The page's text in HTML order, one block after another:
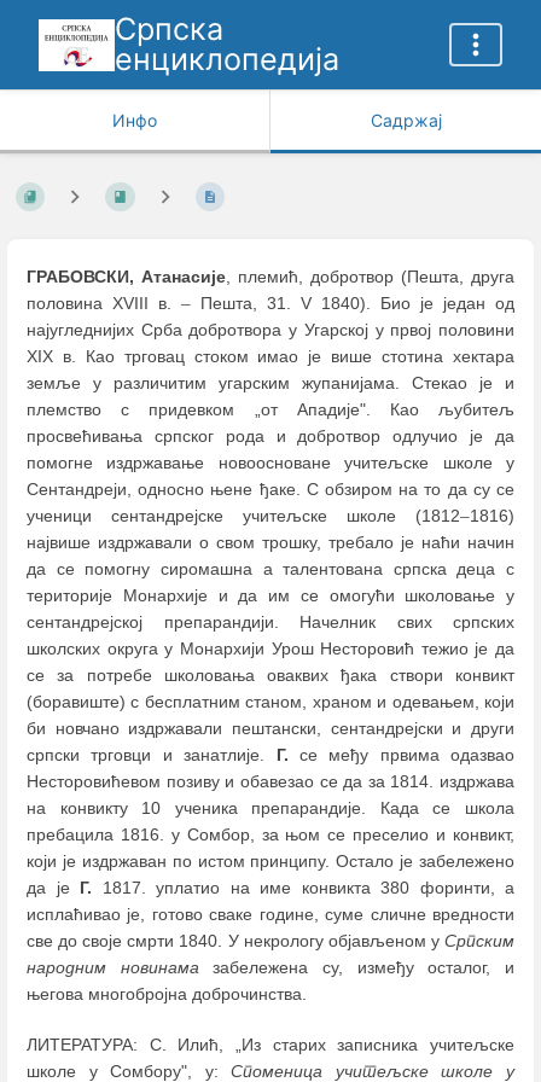
Српска
енциклопедија
Инфо Садржај
ГРАБОВСКИ, Атанасије, племић, добротвор (Пешта, друга
половина XVIII в. – Пешта, 31. V 1840). Био је један од
најугледнијих Срба добротвора у Угарској у првој половини
XIX в. Као трговац стоком имао је више стотина хектара
земље у различитим угарским жупанијама. Стекао је и
племство с придевком „от Ападије". Као љубитељ
просвећивања српског рода и добротвор одлучио је да
помогне издржавање новоосноване учитељске школе у
Сентандреји, односно њене ђаке. С обзиром на то да су се
ученици сентандрејске учитељске школе (1812–1816)
највише издржавали о свом трошку, требало је наћи начин
да се помогну сиромашна а талентована српска деца с
територије Монархије и да им се омогући школовање у
сентандрејској препарандији. Начелник свих српских
школских округа у Монархији Урош Несторовић тежио је да
се за потребе школовања оваквих ђака створи конвикт
(боравиште) с бесплатним станом, храном и одевањем, који
би новчано издржавали пештански, сентандрејски и други
српски трговци и занатлије. Г. се међу првима одазвао
Несторовићевом позиву и обавезао се да за 1814. издржава
на конвикту 10 ученика препарандије. Када се школа
пребацила 1816. у Сомбор, за њом се преселио и конвикт,
који је издржаван по истом принципу. Остало је забележено
да је Г. 1817. уплатио на име конвикта 380 форинти, а
исплаћивао је, готово сваке године, суме сличне вредности
све до своје смрти 1840. У некрологу објављеном у Српским
народним новинамазабележена су, између осталог, и
његова многобројна доброчинства.
ЛИТЕРАТУРА: С. Илић, „Из старих записника учитељске
школе у Сомбору", у:Споменица учитељске школе у